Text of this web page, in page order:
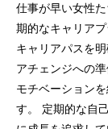
仕事が早い女性
期的なキャリア
キャリアパスを
アチェンジへの
モチベーション
す。 定期的な自